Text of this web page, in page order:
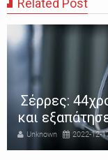
Σέρρες:
και
Unknown 2022-12-